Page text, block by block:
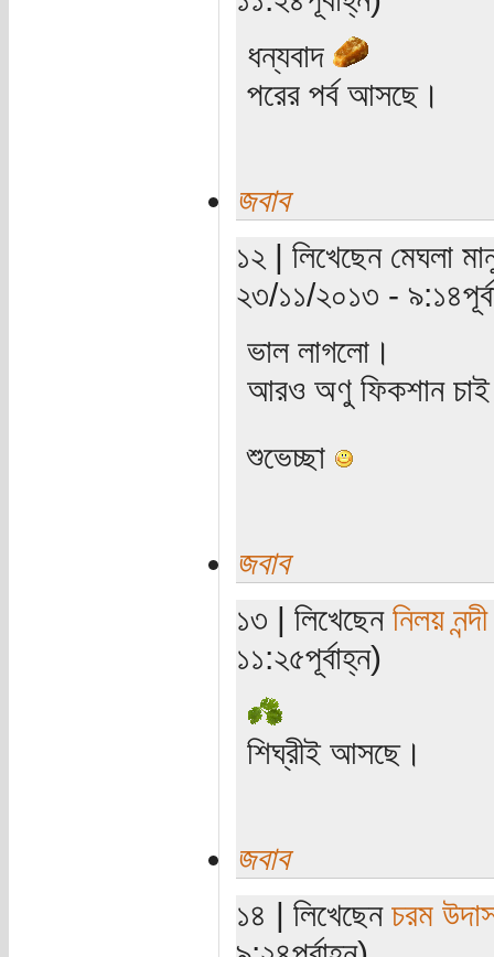
ধন্যবাদ
পরের পর্ব আসছে।
জবাব
১২ | লিখেছেন মেঘলা
২৩/১১/২০১৩ -
ভাল লাগলো।
আরও অণু ফিকশান চাই
শুভেচ্ছা
জবাব
১৩ | লিখেছেন নিলয় নন্দী
১১:২৫পূর্বাহ্ন)
শিঘ্রীই আসছে।
জবাব
১৪ | লিখেছেন চরম